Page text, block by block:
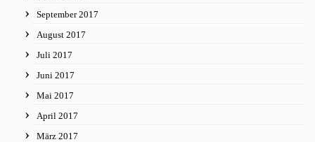
September 2017
August 2017
Juli 2017
Juni 2017
Mai 2017
April 2017
März 2017